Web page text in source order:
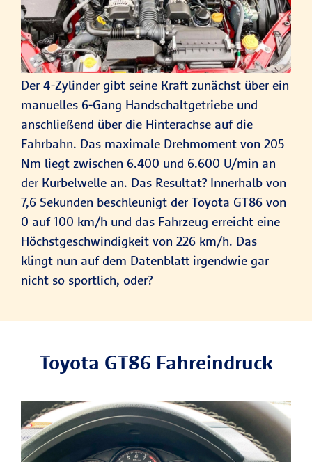
Der 4-Zylinder gibt seine Kraft zunächst über ein
manuelles 6-Gang Handschaltgetriebe und
anschließend über die Hinterachse auf die
Fahrbahn. Das maximale Drehmoment von 205
Nm liegt zwischen 6.400 und 6.600 U/min an
der Kurbelwelle an. Das Resultat? Innerhalb von
7,6 Sekunden beschleunigt der Toyota GT86 von
0 auf 100 km/h und das Fahrzeug erreicht eine
Höchstgeschwindigkeit von 226 km/h. Das
klingt nun auf dem Datenblatt irgendwie gar
nicht so sportlich, oder?
Toyota GT86 Fahreindruck